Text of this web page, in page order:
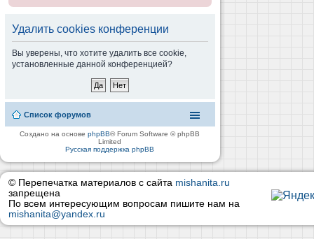
Удалить cookies конференции
Вы уверены, что хотите удалить все cookie,
установленные данной конференцией?
Список форумов
Создано на основеphpBB® Forum Software © phpBB
Limited
Русская поддержка phpBB
© Перепечатка материалов с сайта mishanita.ru
запрещена
По всем интересующим вопросам пишите нам на
mishanita@yandex.ru